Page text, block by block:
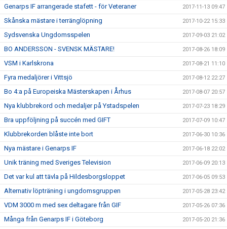
Genarps IF arrangerade stafett - för Veteraner 2017-11-13 09:47
Skånska mästare i terränglöpning 2017-10-22 15:33
Sydsvenska Ungdomsspelen 2017-09-03 21:02
BO ANDERSSON - SVENSK MÄSTARE! 2017-08-26 18:09
VSM i Karlskrona 2017-08-21 11:10
Fyra medaljörer i Vittsjö 2017-08-12 22:27
Bo 4:a på Europeiska Mästerskapen i Århus 2017-08-07 20:57
Nya klubbrekord och medaljer på Ystadspelen 2017-07-23 18:29
Bra uppföljning på succén med GIFT 2017-07-09 10:47
Klubbrekorden blåste inte bort 2017-06-30 10:36
Nya mästare i Genarps IF 2017-06-18 22:02
Unik träning med Sveriges Television 2017-06-09 20:13
Det var kul att tävla på Hildesborgsloppet 2017-06-05 09:53
Alternativ löpträning i ungdomsgruppen 2017-05-28 23:42
VDM 3000 m med sex deltagare från GIF 2017-05-26 07:36
Många från Genarps IF i Göteborg 2017-05-20 21:36